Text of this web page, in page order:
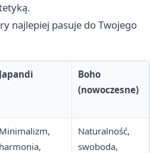
najlepiej pasuje do Twojego
Japandi
Boho
(nowoczesne)
Minimalizm,
harmonia,
Naturalność,
swoboda,